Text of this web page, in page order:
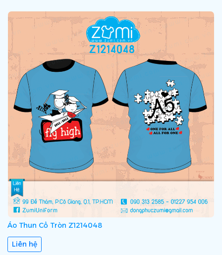
Áo Thun Cổ Tròn Z1214048
Liên hệ